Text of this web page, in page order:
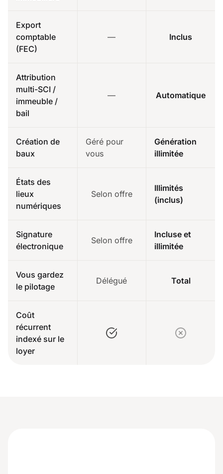
Export
comptable
(FEC)
— Inclus
Attribution
multi-SCI /
immeuble /
bail
— Automatique
Création de
baux
Géré pour
vous
Génération
illimitée
États des
lieux
numériques
Selon offre
Illimités
(inclus)
Signature
électronique
Selon offre
Incluse et
illimitée
Vous gardez
le pilotage
Délégué Total
Coût
récurrent
indexé sur le
loyer